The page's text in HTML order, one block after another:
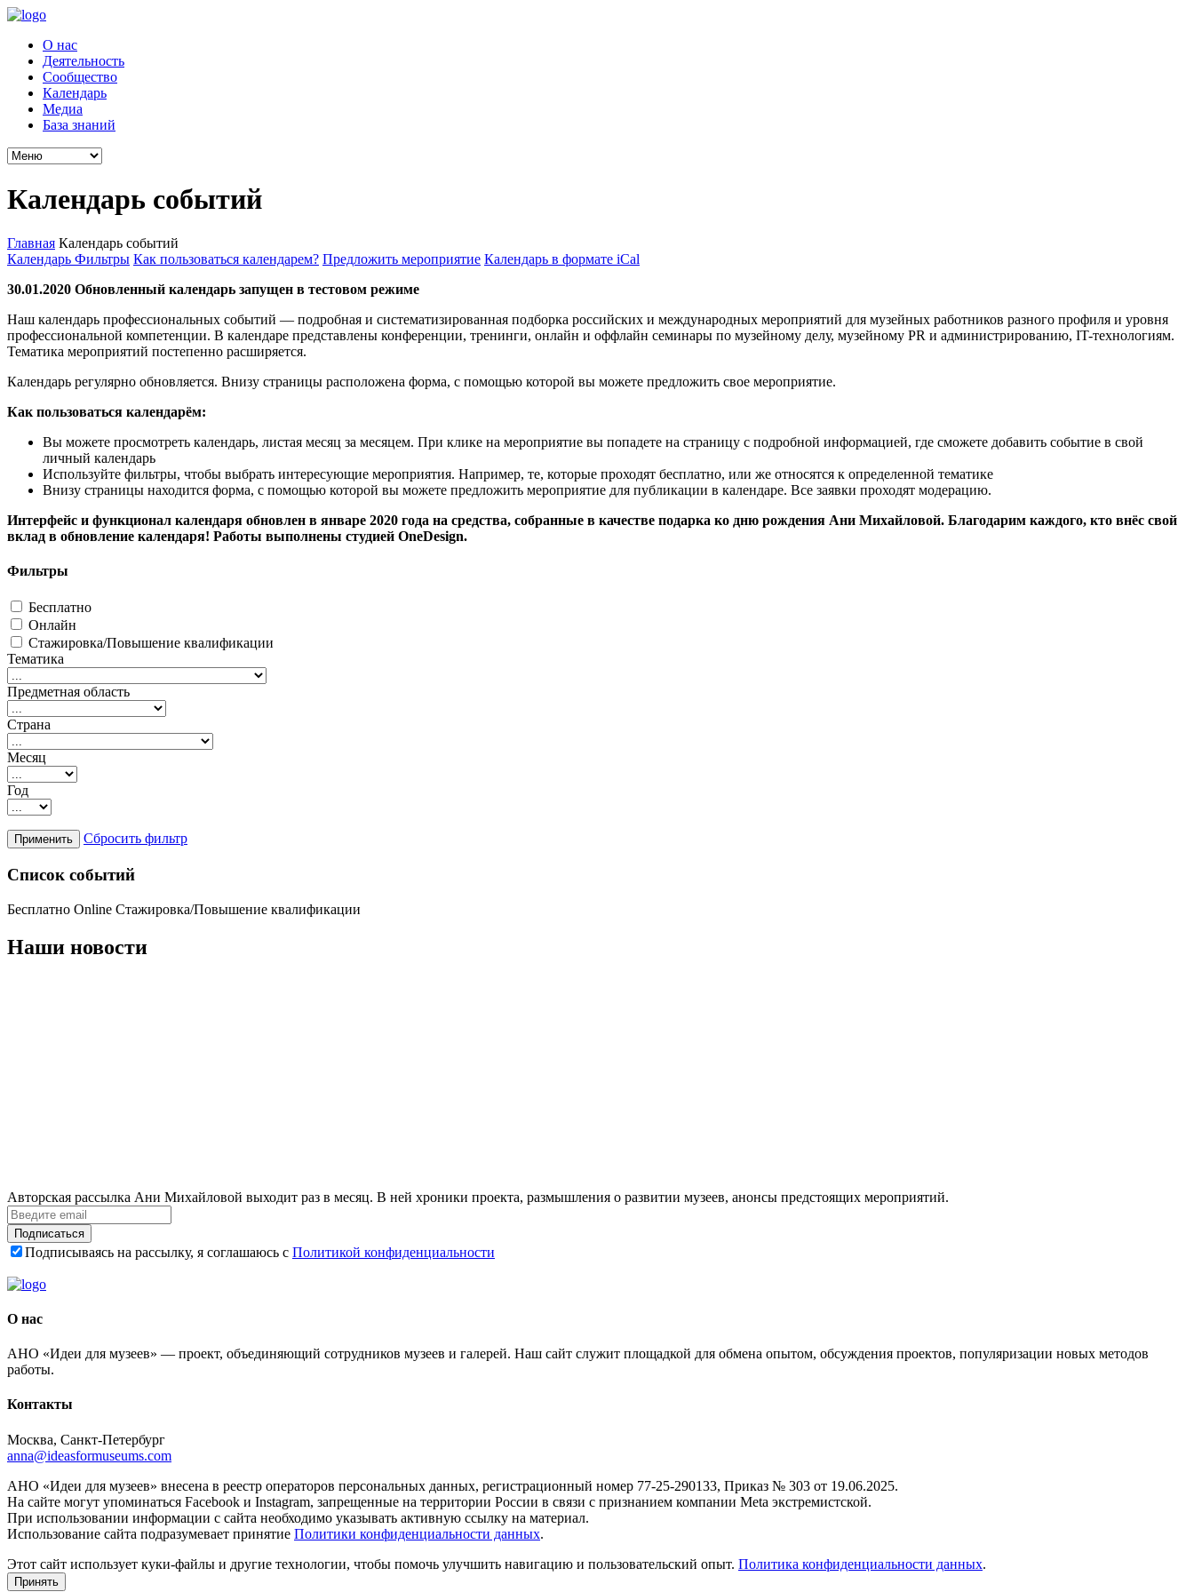
О нас
Деятельность
Сообщество
Календарь
Медиа
База знаний
Календарь событий
Главная Календарь событий
Календарь Фильтры Как пользоваться календарем? Предложить мероприятие Календарь в формате iCal
30.01.2020 Обновленный календарь запущен в тестовом режиме
Наш календарь профессиональных событий — подробная и систематизированная подборка российских и международных мероприятий для музейных работников разного профиля и уровня
профессиональной компетенции. В календаре представлены конференции, тренинги, онлайн и оффлайн семинары по музейному делу, музейному PR и администрированию, IT-технологиям.
Тематика мероприятий постепенно расширяется.
Календарь регулярно обновляется. Внизу страницы расположена форма, с помощью которой вы можете предложить свое мероприятие.
Как пользоваться календарём:
Вы можете просмотреть календарь, листая месяц за месяцем. При клике на мероприятие вы попадете на страницу с подробной информацией, где сможете добавить событие в свой
личный календарь
Используйте фильтры, чтобы выбрать интересующие мероприятия. Например, те, которые проходят бесплатно, или же относятся к определенной тематике
Внизу страницы находится форма, с помощью которой вы можете предложить мероприятие для публикации в календаре. Все заявки проходят модерацию.
Интерфейс и функционал календаря обновлен в январе 2020 года на средства, собранные в качестве подарка ко дню рождения Ани Михайловой. Благодарим каждого, кто внёс свой
вклад в обновление календаря! Работы выполнены студией OneDesign.
Фильтры
Бесплатно
Онлайн
Стажировка/Повышение квалификации
Тематика
Предметная область
Страна
Месяц
Год
Сбросить фильтр
Список событий
Бесплатно Online Стажировка/Повышение квалификации
Наши новости
Авторская рассылка Ани Михайловой выходит раз в месяц. В ней хроники проекта, размышления о развитии музеев, анонсы предстоящих мероприятий.
Подписаться
Подписываясь на рассылку, я соглашаюсь с Политикой конфиденциальности
О нас
АНО «Идеи для музеев» — проект, объединяющий сотрудников музеев и галерей. Наш сайт служит площадкой для обмена опытом, обсуждения проектов, популяризации новых методов
работы.
Контакты
Москва, Санкт-Петербург
anna@ideasformuseums.com
АНО «Идеи для музеев» внесена в реестр операторов персональных данных, регистрационный номер 77-25-290133, Приказ № 303 от 19.06.2025.
На сайте могут упоминаться Facebook и Instagram, запрещенные на территории России в связи с признанием компании Meta экстремистской.
При использовании информации с сайта необходимо указывать активную ссылку на материал.
Использование сайта подразумевает принятие Политики конфиденциальности данных.
Этот сайт использует куки-файлы и другие технологии, чтобы помочь улучшить навигацию и пользовательский опыт. Политика конфиденциальности данных.
Принять